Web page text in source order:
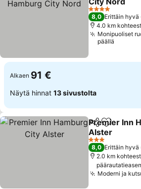
Katso hinnat
4 Tähtiluokitus
8,0 Erittäin hyvä
4.0 km
Monipuoliset
päällä
Alkaen 91 €
Näytä hinnat 13 sivustolta
Jaa Lisää
Premier Inn
Alster
Katso hinnat
3 Tähtiluokitus
8,0 Erittäin hyvä
2.0 km
Moderni ja